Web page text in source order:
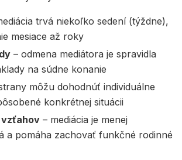
trvá niekoľko sedení (týždne),
mesiace až roky
– odmena mediátora je spravidla
na súdne konanie
môžu dohodnúť individuálne
konkrétnej situácii
– mediácia je menej
a pomáha zachovať funkčné rodinné